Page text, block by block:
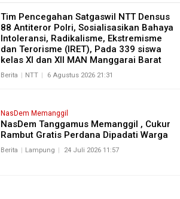
Tim Pencegahan Satgaswil NTT Densus
88 Antiteror Polri, Sosialisasikan Bahaya
Intoleransi, Radikalisme, Ekstremisme
dan Terorisme (IRET), Pada 339 siswa
kelas XI dan XII MAN Manggarai Barat
Berita NTT 6 Agustus 2026 21:31
NasDem Memanggil
NasDem Tanggamus Memanggil , Cukur
Rambut Gratis Perdana Dipadati Warga
Berita Lampung 24 Juli 2026 11:57